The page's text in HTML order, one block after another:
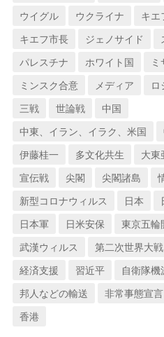
ウイグル
ウクライナ
キエ
キエフ市長
ジェノサイド
パレスチナ
ホワイト国
ミンスク合意
メディア
ロ
三戦
世論戦
中国
中東、イラン、イラク、米国
伊藤桂一
多文化共生
大東
宣伝戦
尖閣 尖閣諸島
新型コロナウィルス
日本
日本軍
日米安保
東京五輪
武漢ウィルス
第二次世界大戦
経済支援
習近平
自衛隊機
邦人などの輸送
非常事態宣言
香港